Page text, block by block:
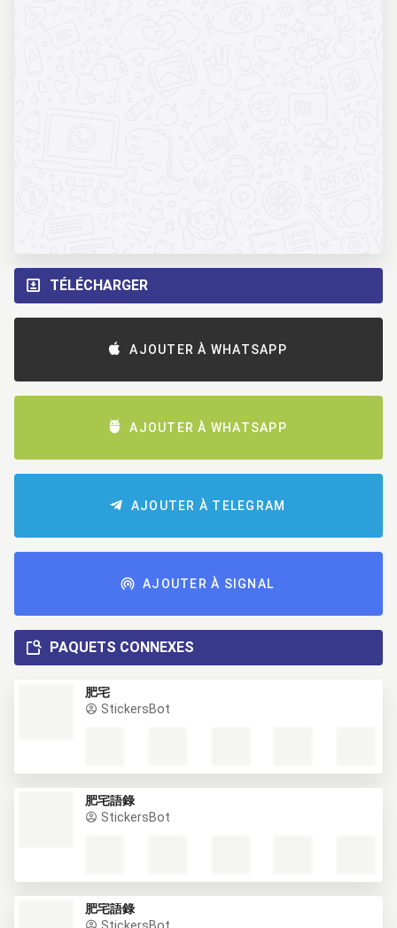
TÉLÉCHARGER
AJOUTER À WHATSAPP
AJOUTER À WHATSAPP
AJOUTER À TELEGRAM
AJOUTER À SIGNAL
PAQUETS CONNEXES
肥宅
StickersBot
肥宅語錄
StickersBot
肥宅語錄